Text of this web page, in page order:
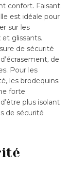
confort. Faisant
est idéale pour
sur les
glissants.
de sécurité
de
Pour les
les brodequins
forte
plus isolant
de sécurité